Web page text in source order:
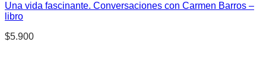
Una vida fascinante. Conversaciones con Carmen Barros –
libro
$5.900